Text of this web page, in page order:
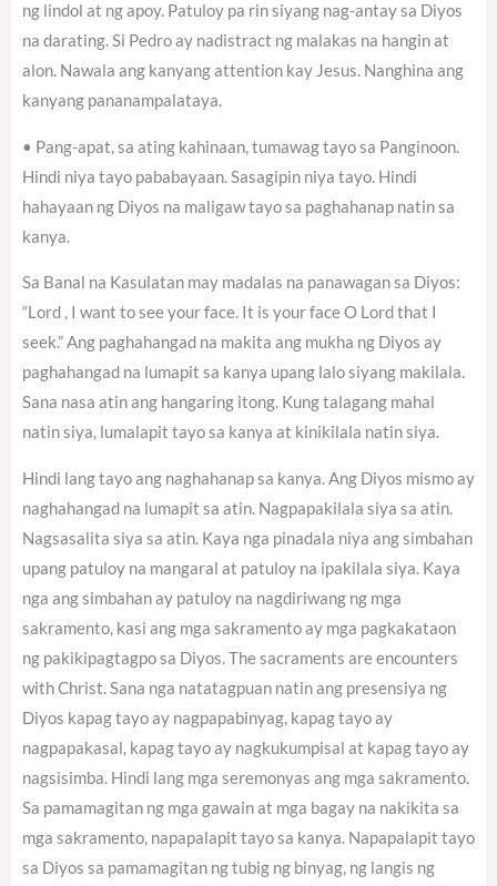
ng lindol at ng apoy. Patuloy pa rin siyang nag-antay sa Diyos
na darating. Si Pedro ay nadistract ng malakas na hangin at
alon. Nawala ang kanyang attention kay Jesus. Nanghina ang
kanyang pananampalataya.
• Pang-apat, sa ating kahinaan, tumawag tayo sa Panginoon.
Hindi niya tayo pababayaan. Sasagipin niya tayo. Hindi
hahayaan ng Diyos na maligaw tayo sa paghahanap natin sa
kanya.
Sa Banal na Kasulatan may madalas na panawagan sa Diyos:
“Lord , I want to see your face. It is your face O Lord that I
seek.” Ang paghahangad na makita ang mukha ng Diyos ay
paghahangad na lumapit sa kanya upang lalo siyang makilala.
Sana nasa atin ang hangaring itong. Kung talagang mahal
natin siya, lumalapit tayo sa kanya at kinikilala natin siya.
Hindi lang tayo ang naghahanap sa kanya. Ang Diyos mismo ay
naghahangad na lumapit sa atin. Nagpapakilala siya sa atin.
Nagsasalita siya sa atin. Kaya nga pinadala niya ang simbahan
upang patuloy na mangaral at patuloy na ipakilala siya. Kaya
nga ang simbahan ay patuloy na nagdiriwang ng mga
sakramento, kasi ang mga sakramento ay mga pagkakataon
ng pakikipagtagpo sa Diyos. The sacraments are encounters
with Christ. Sana nga natatagpuan natin ang presensiya ng
Diyos kapag tayo ay nagpapabinyag, kapag tayo ay
nagpapakasal, kapag tayo ay nagkukumpisal at kapag tayo ay
nagsisimba. Hindi lang mga seremonyas ang mga sakramento.
Sa pamamagitan ng mga gawain at mga bagay na nakikita sa
mga sakramento, napapalapit tayo sa kanya. Napapalapit tayo
sa Diyos sa pamamagitan ng tubig ng binyag, ng langis ng